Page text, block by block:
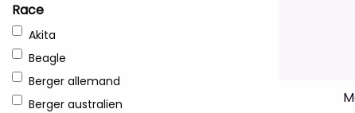
Race
Akita
Beagle
Berger allemand
Berger australien